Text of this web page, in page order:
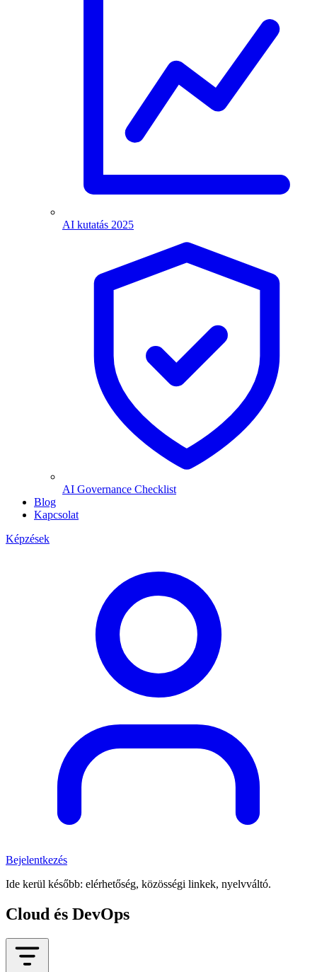
AI kutatás 2025
AI Governance Checklist
Blog
Kapcsolat
Képzések
Bejelentkezés
Ide kerül később: elérhetőség, közösségi linkek, nyelvváltó.
Cloud és DevOps